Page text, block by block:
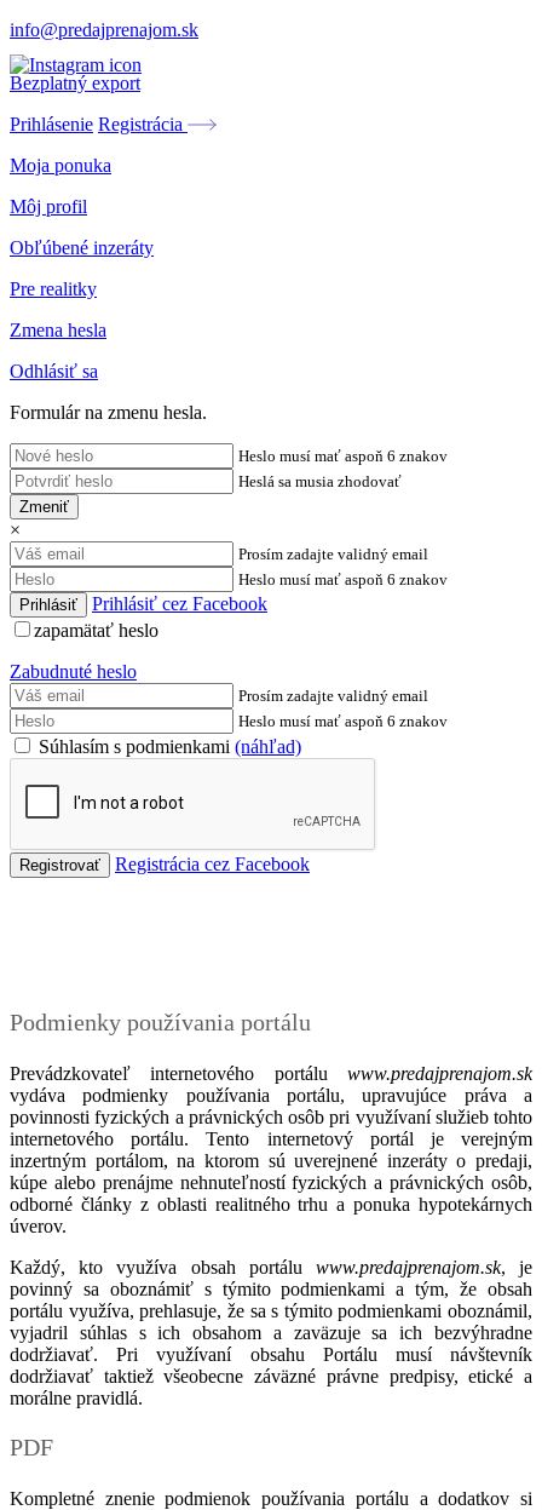
info@predajprenajom.sk
Bezplatný export
Prihlásenie Registrácia
Moja ponuka
Môj profil
Obľúbené inzeráty
Pre realitky
Zmena hesla
Odhlásiť sa
Formulár na zmenu hesla.
Heslo musí mať aspoň 6 znakov
Heslá sa musia zhodovať
Zmeniť
×
Prosím zadajte validný email
Heslo musí mať aspoň 6 znakov
Prihlásiť cez Facebook
zapamätať heslo
Zabudnuté heslo
Prosím zadajte validný email
Heslo musí mať aspoň 6 znakov
Súhlasím s podmienkami (náhľad)
Registrácia cez Facebook
Podmienky používania portálu
Prevádzkovateľ internetového portálu www.predajprenajom.sk
vydáva podmienky používania portálu, upravujúce práva a
povinnosti fyzických a právnických osôb pri využívaní služieb tohto
internetového portálu. Tento internetový portál je verejným
inzertným portálom, na ktorom sú uverejnené inzeráty o predaji,
kúpe alebo prenájme nehnuteľností fyzických a právnických osôb,
odborné články z oblasti realitného trhu a ponuka hypotekárnych
úverov.
Každý, kto využíva obsah portálu www.predajprenajom.sk, je
povinný sa oboznámiť s týmito podmienkami a tým, že obsah
portálu využíva, prehlasuje, že sa s týmito podmienkami oboznámil,
vyjadril súhlas s ich obsahom a zaväzuje sa ich bezvýhradne
dodržiavať. Pri využívaní obsahu Portálu musí návštevník
dodržiavať taktiež všeobecne záväzné právne predpisy, etické a
morálne pravidlá.
PDF
Kompletné znenie podmienok používania portálu a dodatkov si